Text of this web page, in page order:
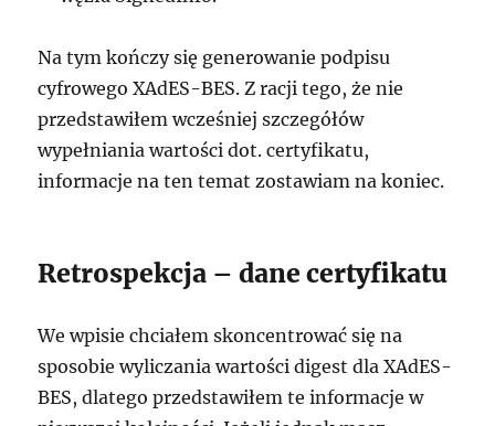
Na tym kończy się generowanie podpisu
cyfrowego XAdES-BES. Z racji tego, że nie
przedstawiłem wcześniej szczegółów
wypełniania wartości dot. certyfikatu,
informacje na ten temat zostawiam na koniec.
Retrospekcja – dane certyfikatu
We wpisie chciałem skoncentrować się na
sposobie wyliczania wartości digest dla XAdES-
BES, dlatego przedstawiłem te informacje w